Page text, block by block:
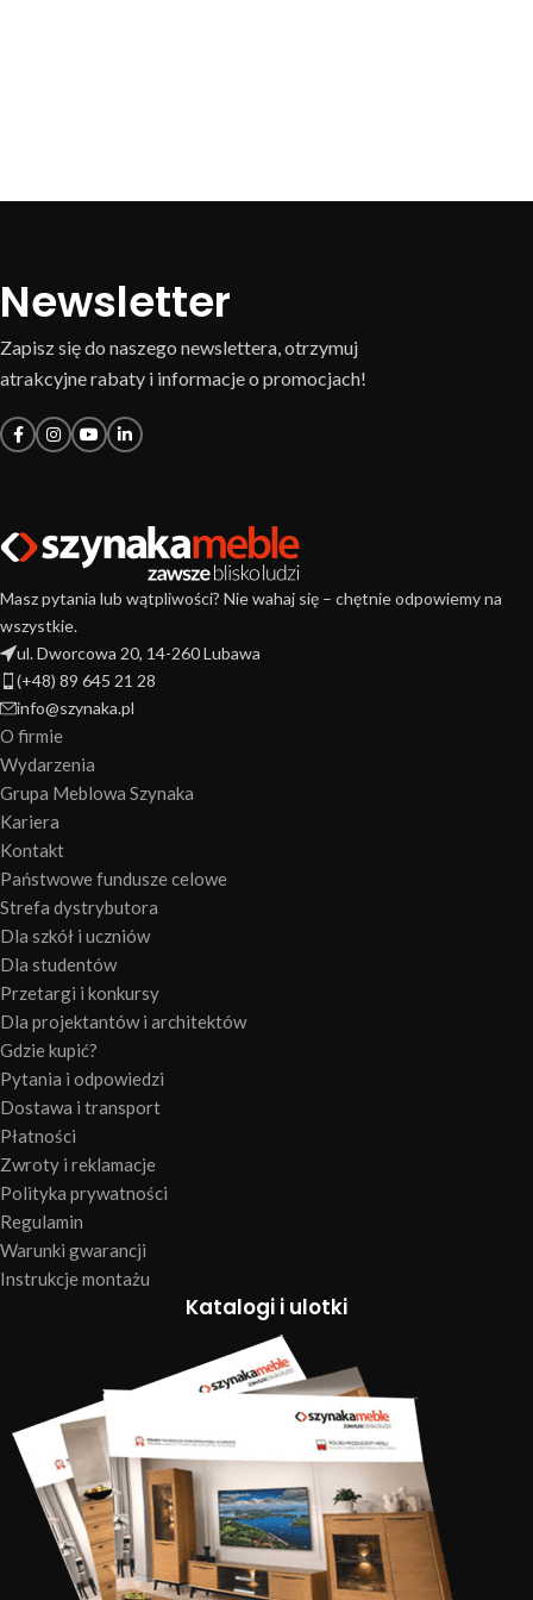
Newsletter
Zapisz się do naszego newslettera, otrzymuj
atrakcyjne rabaty i informacje o promocjach!
Masz pytania lub wątpliwości? Nie wahaj się – chętnie odpowiemy na
wszystkie.
ul. Dworcowa 20, 14-260 Lubawa
(+48) 89 645 21 28
info@szynaka.pl
O firmie
Wydarzenia
Grupa Meblowa Szynaka
Kariera
Kontakt
Państwowe fundusze celowe
Strefa dystrybutora
Dla szkół i uczniów
Dla studentów
Przetargi i konkursy
Dla projektantów i architektów
Gdzie kupić?
Pytania i odpowiedzi
Dostawa i transport
Płatności
Zwroty i reklamacje
Polityka prywatności
Regulamin
Warunki gwarancji
Instrukcje montażu
Katalogi i ulotki